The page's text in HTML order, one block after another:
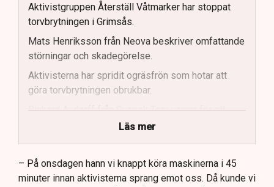
Aktivistgruppen Återställ Våtmarker har stoppat
torvbrytningen i Grimsås.
Mats Henriksson från Neova beskriver omfattande
störningar och skadegörelse.
Aktivisterna har spridit ogräsfrön som hotar att
göra torvbrytningen obrukbar.
Rickard Axdorff från Svensk Torv varnar för ett
stort ekonomiskt sabotage.
Dialogpolisen på plats står maktlös inför
aktivisternas handlingar.
Frågor kvarstår om finansiering av illegal aktivism.
Läs mer
– På onsdagen hann vi knappt köra maskinerna i 45
minuter innan aktivisterna sprang emot oss. Då kunde vi